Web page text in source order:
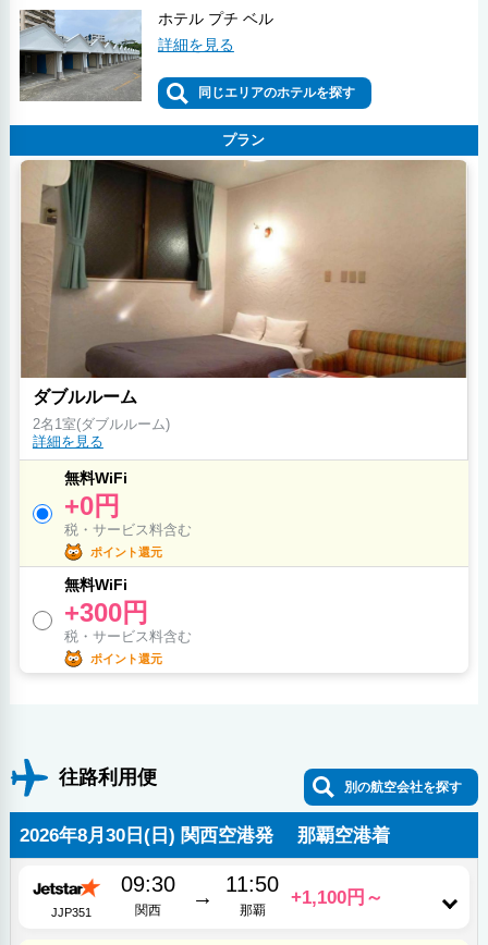
ホテル プチ ベル
詳細を見る
同じエリアのホテルを探す
プラン
ダブルルーム
2名1室(ダブルルーム)
詳細を見る
無料WiFi
+0円
税・サービス料含む
ポイント還元
無料WiFi
+300円
税・サービス料含む
ポイント還元
往路利用便 別の航空会社を探す
2026年8月30日(日) 関西空港発 那覇空港着
JJP351
09:30
関西
→
11:50
那覇
+1,100円～